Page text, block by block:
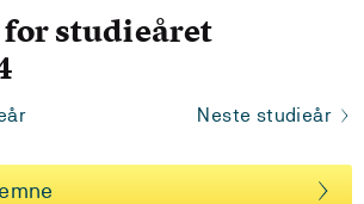
studieåret
Neste studieår